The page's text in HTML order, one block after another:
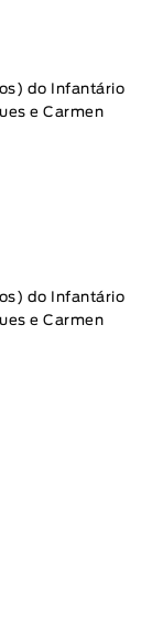
do Infantário
e Carmen
do Infantário
e Carmen